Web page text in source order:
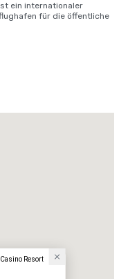
ein internationaler
für die öffentliche
Resort